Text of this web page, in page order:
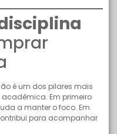
é um dos pilares mais
Em primeiro
a manter o foco. Em
para acompanhar